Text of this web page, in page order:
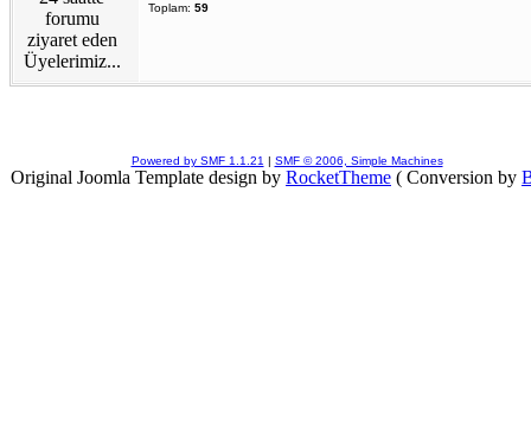
Toplam:59
Powered by SMF 1.1.21 SMF © 2006, Simple Machines
Original Joomla Template design by RocketTheme ( Conversion by